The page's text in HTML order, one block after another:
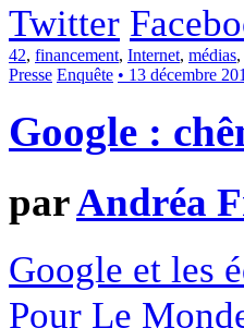
Twitter
42, financement, Internet, médias,
Presse Enquête • 13 décembre
Google :
parAndréa
Google et les
Pour Le